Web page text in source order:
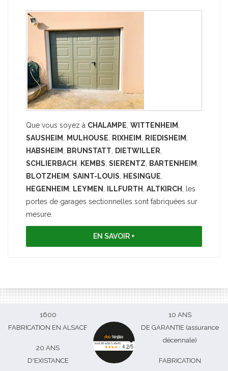
Que vous soyez à CHALAMPE WITTENHEIM
SAUSHEIM MULHOUSE RIXHEIM RIEDISHEIM
HABSHEIM BRUNSTATT DIETWILLER
SCHLIERBACH KEMBS SIERENTZ BARTENHEIM
BLOTZHEIM SAINT-LOUIS HESINGUE
HEGENHEIM LEYMEN ILLFURTH ALTKIRCH , les
portes de garages sectionnelles sont fabriquées sur
mesure.
EN SAVOIR +
1600
FABRICATION EN ALSACE
20 ANS
D'EXISTANCE
10 ANS
DE GARANTIE (assurance
décennale)
FABRICATION